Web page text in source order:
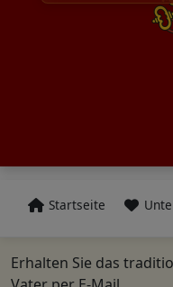
Startseite
Erhalten Sie das